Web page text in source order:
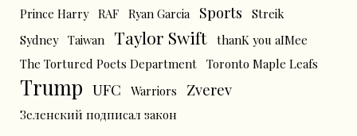
Prince Harry RAF Ryan Garcia Sports
Streik
Sydney Taiwan Taylor Swift thanK you aIMee
The Tortured Poets Department Toronto Maple Leafs
Trump UFC Warriors Zverev
Зеленский подписал закон